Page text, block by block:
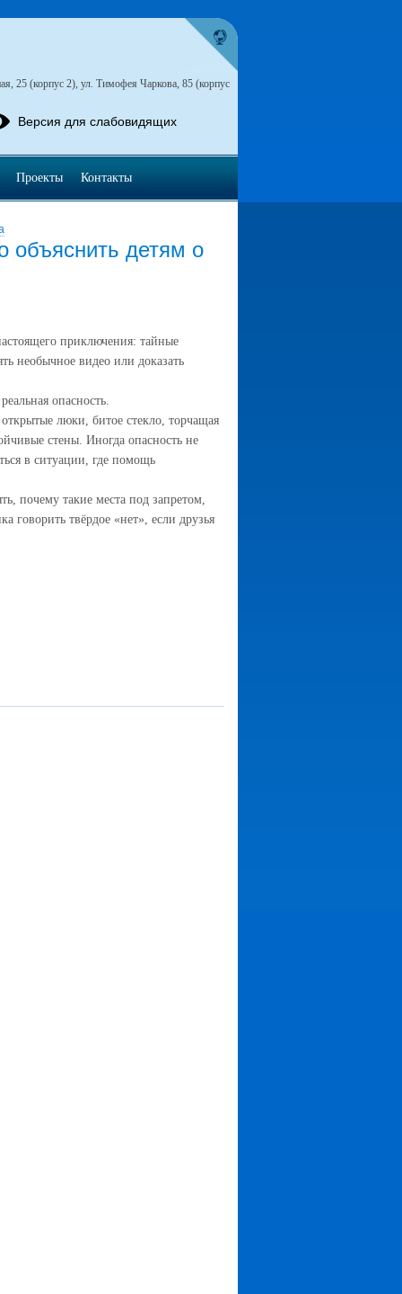
объяснить детям о
приключения: тайные
необычное видео или доказать
опасность.
люки, битое стекло, торчащая
стены. Иногда опасность не
в ситуации, где помощь
почему такие места под запретом,
говорить твёрдое «нет», если друзья
25 (корпус 2), ул. Тимофея Чаркова, 85 (корпус
Версия для слабовидящих
Проекты Контакты